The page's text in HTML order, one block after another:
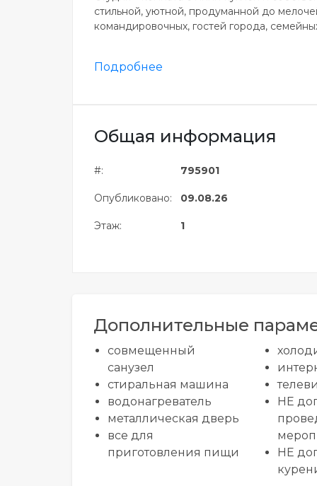
стильной, уютной, продуманной до
командировочных, гостей города,
Подробнее
Общая информация
#:
Опубликовано:
Этаж:
795901
09.08.26
1
Дополнительные
совмещенный
санузел
стиральная машина
водонагреватель
металлическая дверь
все для
приготовления пищи
НЕ
НЕ